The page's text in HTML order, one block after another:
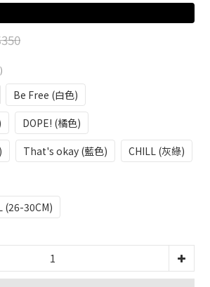
Be Free (白色)
DOPE! (橘色)
That's okay (藍色) CHILL (灰綠)
(26-30CM)